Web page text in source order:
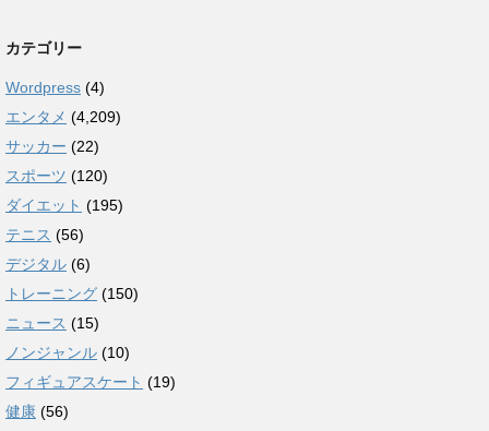
カテゴリー
Wordpress (4)
エンタメ (4,209)
サッカー (22)
スポーツ (120)
ダイエット (195)
テニス (56)
デジタル (6)
トレーニング (150)
ニュース (15)
ノンジャンル (10)
フィギュアスケート (19)
健康 (56)